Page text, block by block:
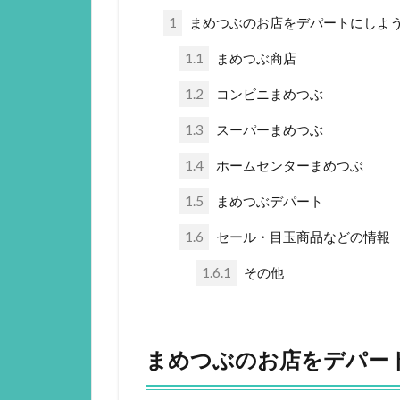
1 まめつぶのお店をデパートにしよう
1.1 まめつぶ商店
1.2 コンビニまめつぶ
1.3 スーパーまめつぶ
1.4 ホームセンターまめつぶ
1.5 まめつぶデパート
1.6 セール・目玉商品などの情報
1.6.1 その他
まめつぶのお店をデパー